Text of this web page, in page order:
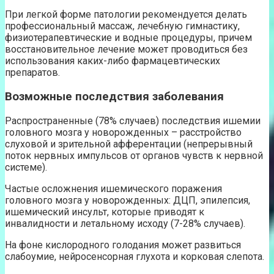
При легкой форме патологии рекомендуется делать
профессиональный массаж, лечебную гимнастику,
физиотерапевтические и водные процедуры, причем
восстановительное лечение может проводиться без
использования каких-либо фармацевтических
препаратов.
Возможные последствия заболевания
Распространенные (78% случаев) последствия ишемии
головного мозга у новорожденных – расстройство
слуховой и зрительной афферентации (непрерывный
поток нервных импульсов от органов чувств к нервной
системе).
Частые осложнения ишемического поражения
головного мозга у новорожденных: ДЦП, эпилепсия,
ишемический инсульт, которые приводят к
инвалидности и летальному исходу (7-28% случаев).
На фоне кислородного голодания может развиться
слабоумие, нейросенсорная глухота и корковая слепота.